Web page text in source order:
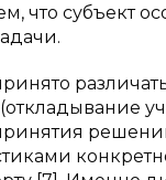
что субъект